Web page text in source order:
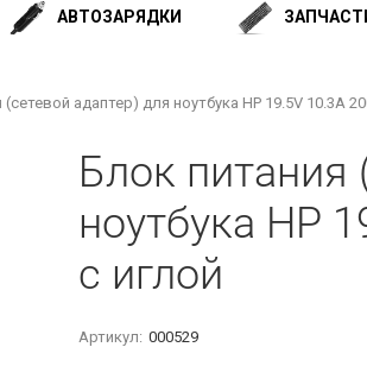
АВТОЗАРЯДКИ
адаптер) для ноутбука HP 19.5V 10.3A
Блок питания
ноутбука HP
с иглой
Артикул: 000529